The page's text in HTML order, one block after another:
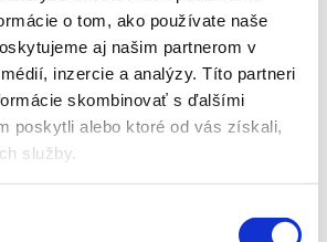
o tom, ako používate naše
aj našim partnerom v
inzercie a analýzy. Títo partneri
skombinovať s ďalšími
poskytli alebo ktoré od vás získali,
služby.
(1)
(1)
(1)
gastronómia